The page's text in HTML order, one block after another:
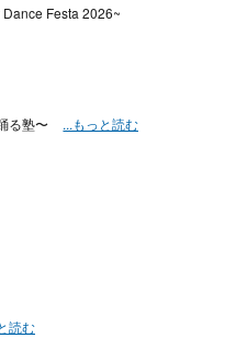
Festa 2026~
る塾〜 ...もっと読む
読む